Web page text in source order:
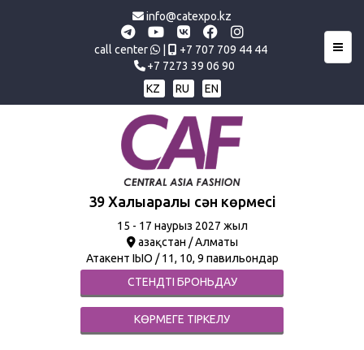
info@catexpo.kz
call center
+7 707 709 44 44
+7 7273 39 06 90
KZ
RU EN
39 Халықаралық сән көрмесі
15 - 17 наурыз 2027 жыл
Қазақстан / Алматы
Атакент ҚІЫО / 11, 10, 9 павильондар
СТЕНДТІ БРОНЬДАУ
КӨРМЕГЕ ТІРКЕЛУ